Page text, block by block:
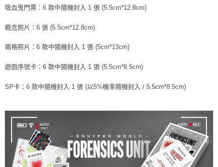
１．於結帳方式選擇「AFTEE先享後付」後，將跳轉至「AFTEE先享後付」
２．訂單成立數日內，您將收到繳費通知簡訊。
ATM／網路銀行／等多元方式進行付款，方視為交易完成。
※ 請注意：結帳手續完成當下不需立刻繳費，但若您需要取消訂單，請聯絡
後付繳納相關費用。
是否繳費成功／繳費後需取消欲退款等相關疑問，請聯繫「AFTEE先享後付
１．透過由恩沛科技股份有限公司提供之「AFTEE先享後付」服務完成之交
易，需依本服務之必要範圍內提供個人資料，並將交易相關給付款項請求債
權轉讓予恩沛科技股份有限公司。
２．關於個人資料處理事宜，請瀏覽以下網址：
https://aftee.tw/terms/#terms3
每筆NT$60，滿NT$1,599(含以上)免運費
7-11取貨付款
每筆NT$60，滿NT$1,599(含以上)免運費
新竹貨運
每筆NT$90
宅配 (離島)
每筆NT$200
吸血鬼門票：6 款中隨機封入 1 張 (5.5cm*12.8cm)
概念照片：6 張 (5.5cm*12.8cm)
兩格照片：6 款中隨機封入 1 張 (5cm*13cm)
遊戲序號卡：6 款中隨機封入 1 張 (5.5cm*8.5cm)
SP卡：6 款中隨機封入 1 張 (以5%機率隨機封入 / 5.5cm*8.5cm)